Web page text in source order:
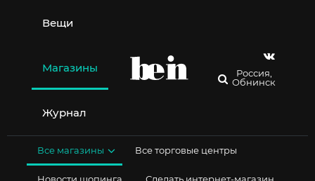
содержимому
Вещи
Магазины
Журнал
Россия,
Обнинск
Все магазины Все торговые центры